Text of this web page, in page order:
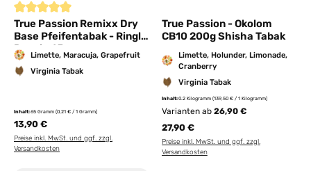
Durchschnittliche Bewertung von 5 von 5 Sternen
True Passion Remixx Dry
Base Pfeifentabak - Ringle
Rangle 65g
Limette, Maracuja, Grapefruit
Virginia Tabak
Inhalt:65 Gramm (0,21 € / 1 Gramm)
13,90 €
Preise inkl. MwSt. und ggf. zzgl.
Versandkosten
True Passion - Okolom
CB10 200g Shisha Tabak
Limette, Holunder, Limonade,
Cranberry
Virginia Tabak
Inhalt:0.2 Kilogramm (139,50 € / 1 Kilogramm)
Varianten ab26,90 €
27,90 €
Preise inkl. MwSt. und ggf. zzgl.
Versandkosten